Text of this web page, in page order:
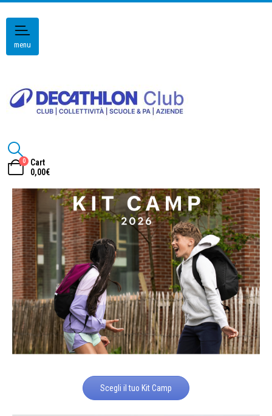
menu
0
Cart
0,00€
Scegli il tuo Kit Camp